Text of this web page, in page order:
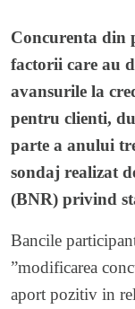
Concurenta din
factorii care au
avansurile la
pentru clienti,
parte a anului
sondaj realizat
(BNR) privind
Bancile
”modificarea
aport pozitiv in